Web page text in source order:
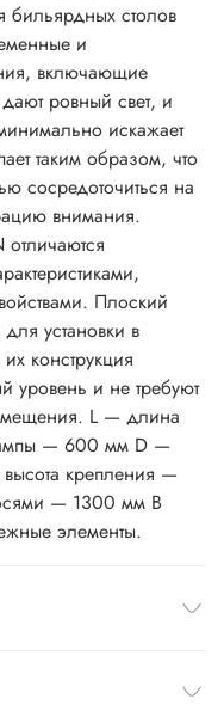
бильярдных столов
и
включающие
ровный свет, и
искажает
таким образом, что
сосредоточиться на
внимания.
Плоский
установки в
конструкция
уровень и не требуют
L — длина
— 600 мм D —
крепления —
— 1300 мм В
элементы.